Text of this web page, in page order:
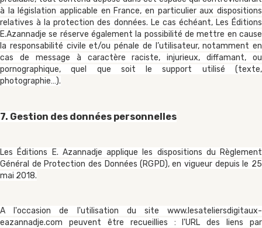
à la législation applicable en France, en particulier aux dispositions
relatives à la protection des données. Le cas échéant, Les Éditions
E.Azannadje se réserve également la possibilité de mettre en cause
la responsabilité civile et/ou pénale de l’utilisateur, notamment en
cas de message à caractère raciste, injurieux, diffamant, ou
pornographique, quel que soit le support utilisé (texte,
photographie…).
7. Gestion des données personnelles
Les Éditions E. Azannadje applique les dispositions du Règlement
Général de Protection des Données (RGPD), en vigueur depuis le 25
mai 2018.
A l'occasion de l'utilisation du site www.lesateliersdigitaux-
eazannadje.com peuvent être recueillies : l'URL des liens par